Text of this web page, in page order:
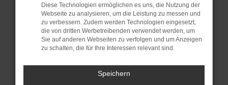
Stelle sicher, dass dein Browser und dein
Betriebssystem auf dem neuesten Stand
sind.
Veraltete Software birgt nicht nur ein
Sicherheitsrisiko, sondern kann auch dazu
führen, dass bestimmte Funktionen nicht mehr
unterstützt werden.
Diese Technologien ermöglichen es uns, die Nutzung der
Webseite zu analysieren, um die Leistung zu messen und
zu verbessern. Zudem werden Technologien eingesetzt,
die von dritten Werbetreibenden verwendet werden, um
Sie auf anderen Webseiten zu verfolgen und um Anzeigen
zu schalten, die für Ihre Interessen relevant sind.
Speichern